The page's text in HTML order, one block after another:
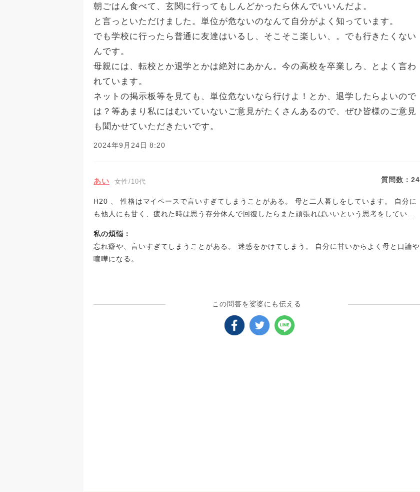
朝ごはん食べて、玄関に行ってもしんどかったら休んでいいんだよ。
と言っといただけました。単位が危ないのなんて自分がよく知っています。
でも学校に行ったら普通に友達はいるし、そこそこ楽しい、。でも行きたくない
んです。
母親には、転校とか退学とかは絶対にあかん。今の高校を卒業しろ、とよく言わ
れています。
ネットの掲示板等を見ても、単位危ないなら行けよ！とか、退学したらよいので
は？等あまり私にはむいていないご意見がたくさんあるので、ぜひ皆様のご意見
も聞かせていただきたいです。
2024年9月24日 8:20
あい 女性/10代 質問数：24
H20 、 性格はマイペースで言いすぎてしまうことがある。 母と二人暮しをしています。 自分に
も他人にも甘く、疲れた時は思う存分休んで回復したらまた頑張ればいいという思考をしていま
です。
私の煩悩：
忘れ癖や、言いすぎてしまうことがある。 迷惑をかけてしまう。 自分に甘いからよく母と口論や
喧嘩になる。
この問答を娑婆にも伝える